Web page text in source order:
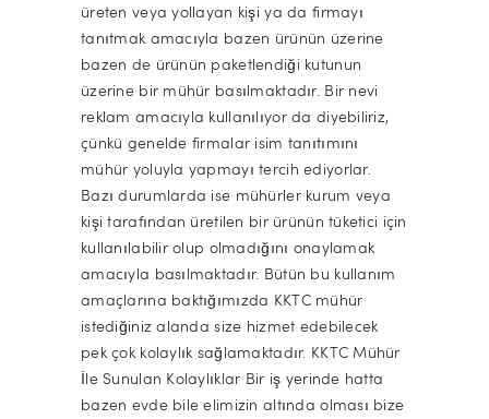
üreten veya yollayan kişi ya da firmayı
tanıtmak amacıyla bazen ürünün üzerine
bazen de ürünün paketlendiği kutunun
üzerine bir mühür basılmaktadır. Bir nevi
reklam amacıyla kullanılıyor da diyebiliriz,
çünkü genelde firmalar isim tanıtımını
mühür yoluyla yapmayı tercih ediyorlar.
Bazı durumlarda ise mühürler kurum veya
kişi tarafından üretilen bir ürünün tüketici için
kullanılabilir olup olmadığını onaylamak
amacıyla basılmaktadır. Bütün bu kullanım
amaçlarına baktığımızda KKTC mühür
istediğiniz alanda size hizmet edebilecek
pek çok kolaylık sağlamaktadır. KKTC Mühür
İle Sunulan Kolaylıklar Bir iş yerinde hatta
bazen evde bile elimizin altında olması bize